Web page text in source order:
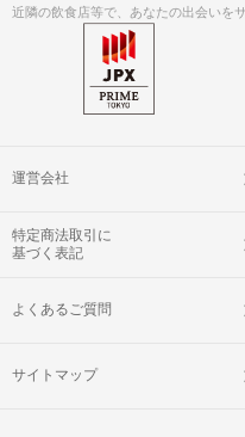
近隣の飲食店等で、あなたの出会いを
運営会社
特定商法取引に
基づく表記
よくあるご質問
サイトマップ